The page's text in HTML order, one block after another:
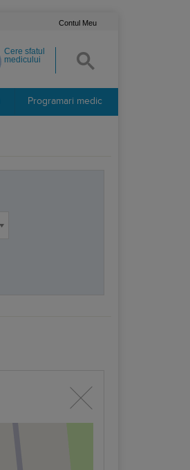
Contul Meu
Cere sfatul
medicului
Programari medic